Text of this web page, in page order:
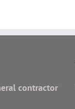
contractor